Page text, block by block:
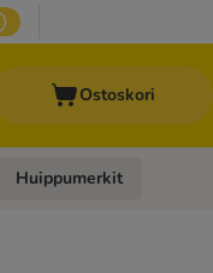
Ostoskori
Avaa kategoriavalikko:
Huippumerkit